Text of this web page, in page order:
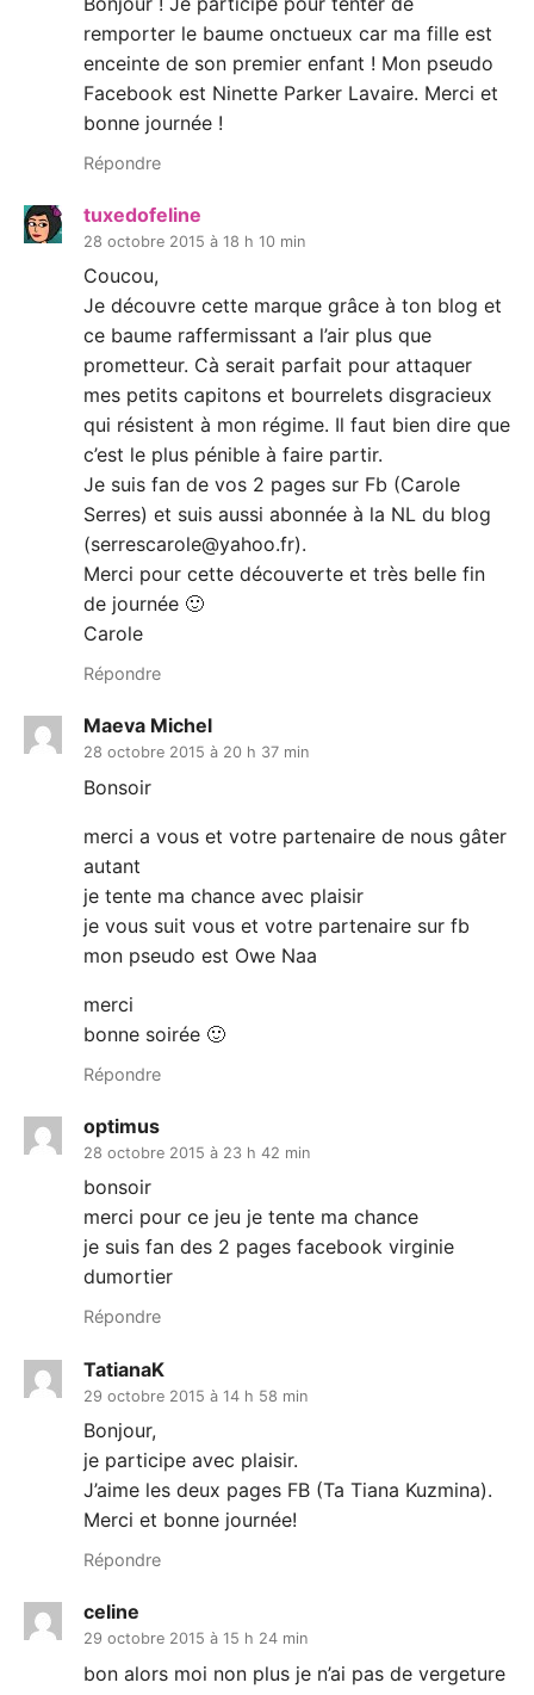
remporter le baume onctueux car ma fille est
enceinte de son premier enfant ! Mon pseudo
Facebook est Ninette Parker Lavaire. Merci et
bonne journée !
Répondre
tuxedofeline
28 octobre 2015 à 18 h 10 min
Coucou,
Je découvre cette marque grâce à ton blog et
ce baume raffermissant a l’air plus que
prometteur. Cà serait parfait pour attaquer
mes petits capitons et bourrelets disgracieux
qui résistent à mon régime. Il faut bien dire que
c’est le plus pénible à faire partir.
Je suis fan de vos 2 pages sur Fb (Carole
Serres) et suis aussi abonnée à la NL du blog
(serrescarole@yahoo.fr).
Merci pour cette découverte et très belle fin
de journée 🙂
Carole
Répondre
Maeva Michel
28 octobre 2015 à 20 h 37 min
Bonsoir
merci a vous et votre partenaire de nous gâter
autant
je tente ma chance avec plaisir
je vous suit vous et votre partenaire sur fb
mon pseudo est Owe Naa
merci
bonne soirée 🙂
Répondre
optimus
28 octobre 2015 à 23 h 42 min
bonsoir
merci pour ce jeu je tente ma chance
je suis fan des 2 pages facebook virginie
dumortier
Répondre
TatianaK
29 octobre 2015 à 14 h 58 min
Bonjour,
je participe avec plaisir.
J’aime les deux pages FB (Ta Tiana Kuzmina).
Merci et bonne journée!
Répondre
celine
29 octobre 2015 à 15 h 24 min
bon alors moi non plus je n’ai pas de vergeture